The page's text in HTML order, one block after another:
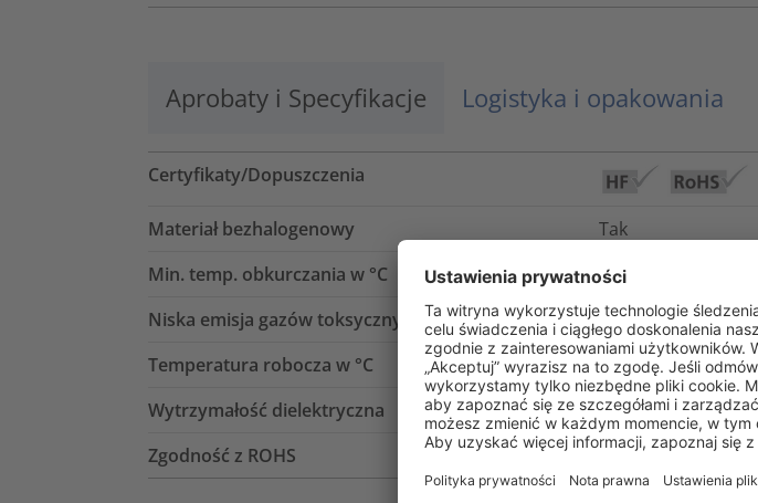
Aprobaty i Specyfikacje Logistyka i opakowania
Certyfikaty/Dopuszczenia
Materiał bezhalogenowy
Tak
Min. temp. obkurczania w °C
+110°C
Niska emisja gazów toksycznych (LFH)
Nie
Temperatura robocza w °C
-55°C do +135°C
Wytrzymałość dielektryczna
46kV/mm
Zgodność z ROHS
Tak